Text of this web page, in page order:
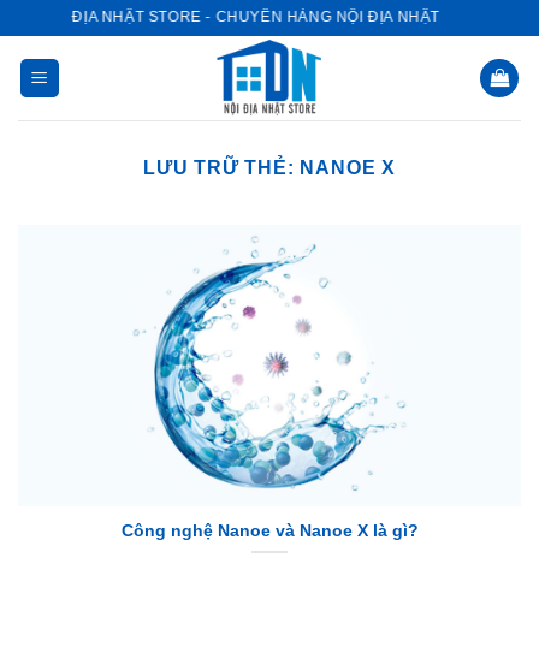
dung
NỘI ĐỊA NHẬT STORE - CHUYÊN HÀNG NỘI ĐỊA NHẬT
LƯU TRỮ THẺ: NANOE X
Công nghệ Nanoe và Nanoe X là gì?